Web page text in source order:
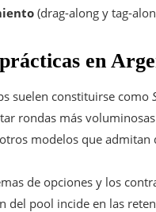
(drag-along y tag-
en
suelen constituirse como
rondas más
modelos que admitan
de opciones y los
pool incide en las